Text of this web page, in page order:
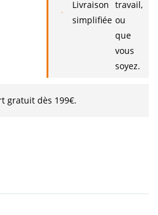
Livraison
simplifiée
travail,
ou
que
vous
soyez.
gratuit dès 199€.